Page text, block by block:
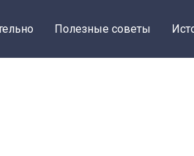
Полезные советы